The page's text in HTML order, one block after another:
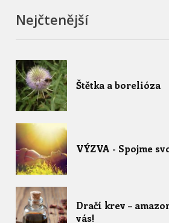
Nejčtenější
Štětka a borelióza
VÝZVA - Spojme
Dračí krev –
vás!